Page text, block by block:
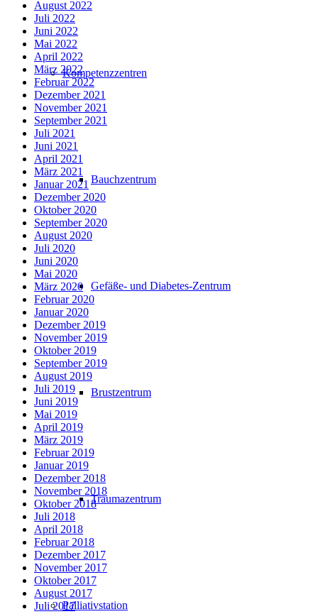
Kompetenzzentren
Bauchzentrum
Gefäße- und Diabetes-Zentrum
Brustzentrum
Traumazentrum
Palliativstation
August 2022
Juli 2022
Juni 2022
Mai 2022
April 2022
März 2022
Februar 2022
Dezember 2021
November 2021
September 2021
Juli 2021
Juni 2021
April 2021
März 2021
Januar 2021
Dezember 2020
Oktober 2020
September 2020
August 2020
Juli 2020
Juni 2020
Mai 2020
März 2020
Februar 2020
Januar 2020
Dezember 2019
November 2019
Oktober 2019
September 2019
August 2019
Juli 2019
Juni 2019
Mai 2019
April 2019
März 2019
Februar 2019
Januar 2019
Dezember 2018
November 2018
Oktober 2018
Juli 2018
April 2018
Februar 2018
Dezember 2017
November 2017
Oktober 2017
August 2017
Juli 2017